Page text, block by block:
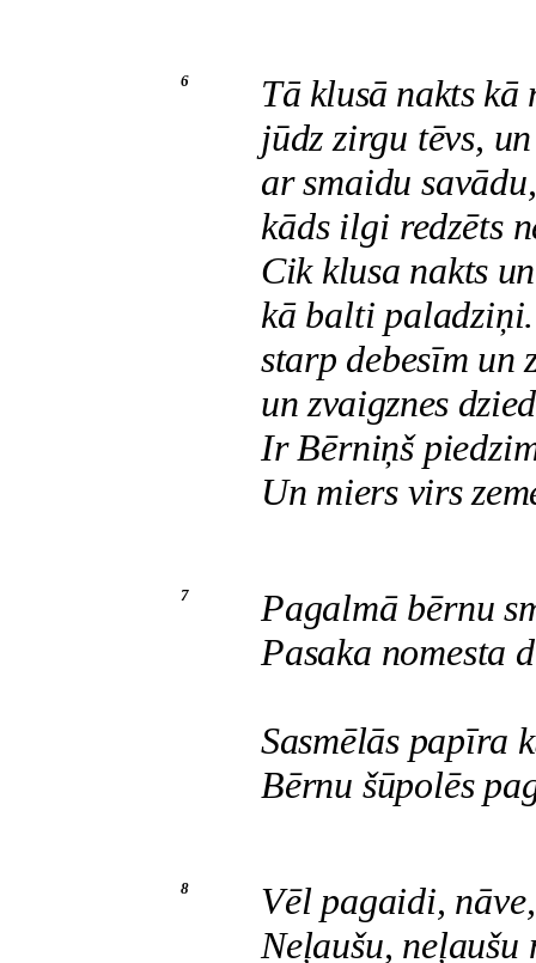
6
Tā klusā nakts kā
jūdz zirgu tēvs,
ar smaidu
kāds ilgi redzēts
Cik klusa nakts
kā balti
starp debesīm un
un zvaigznes
Ir Bērniņš
Un miers virs
7
Pagalmā bērnu
Pasaka nomesta
Sasmēlās papīra
Bērnu šūpolēs
8
Vēl pagaidi,
Neļaušu,